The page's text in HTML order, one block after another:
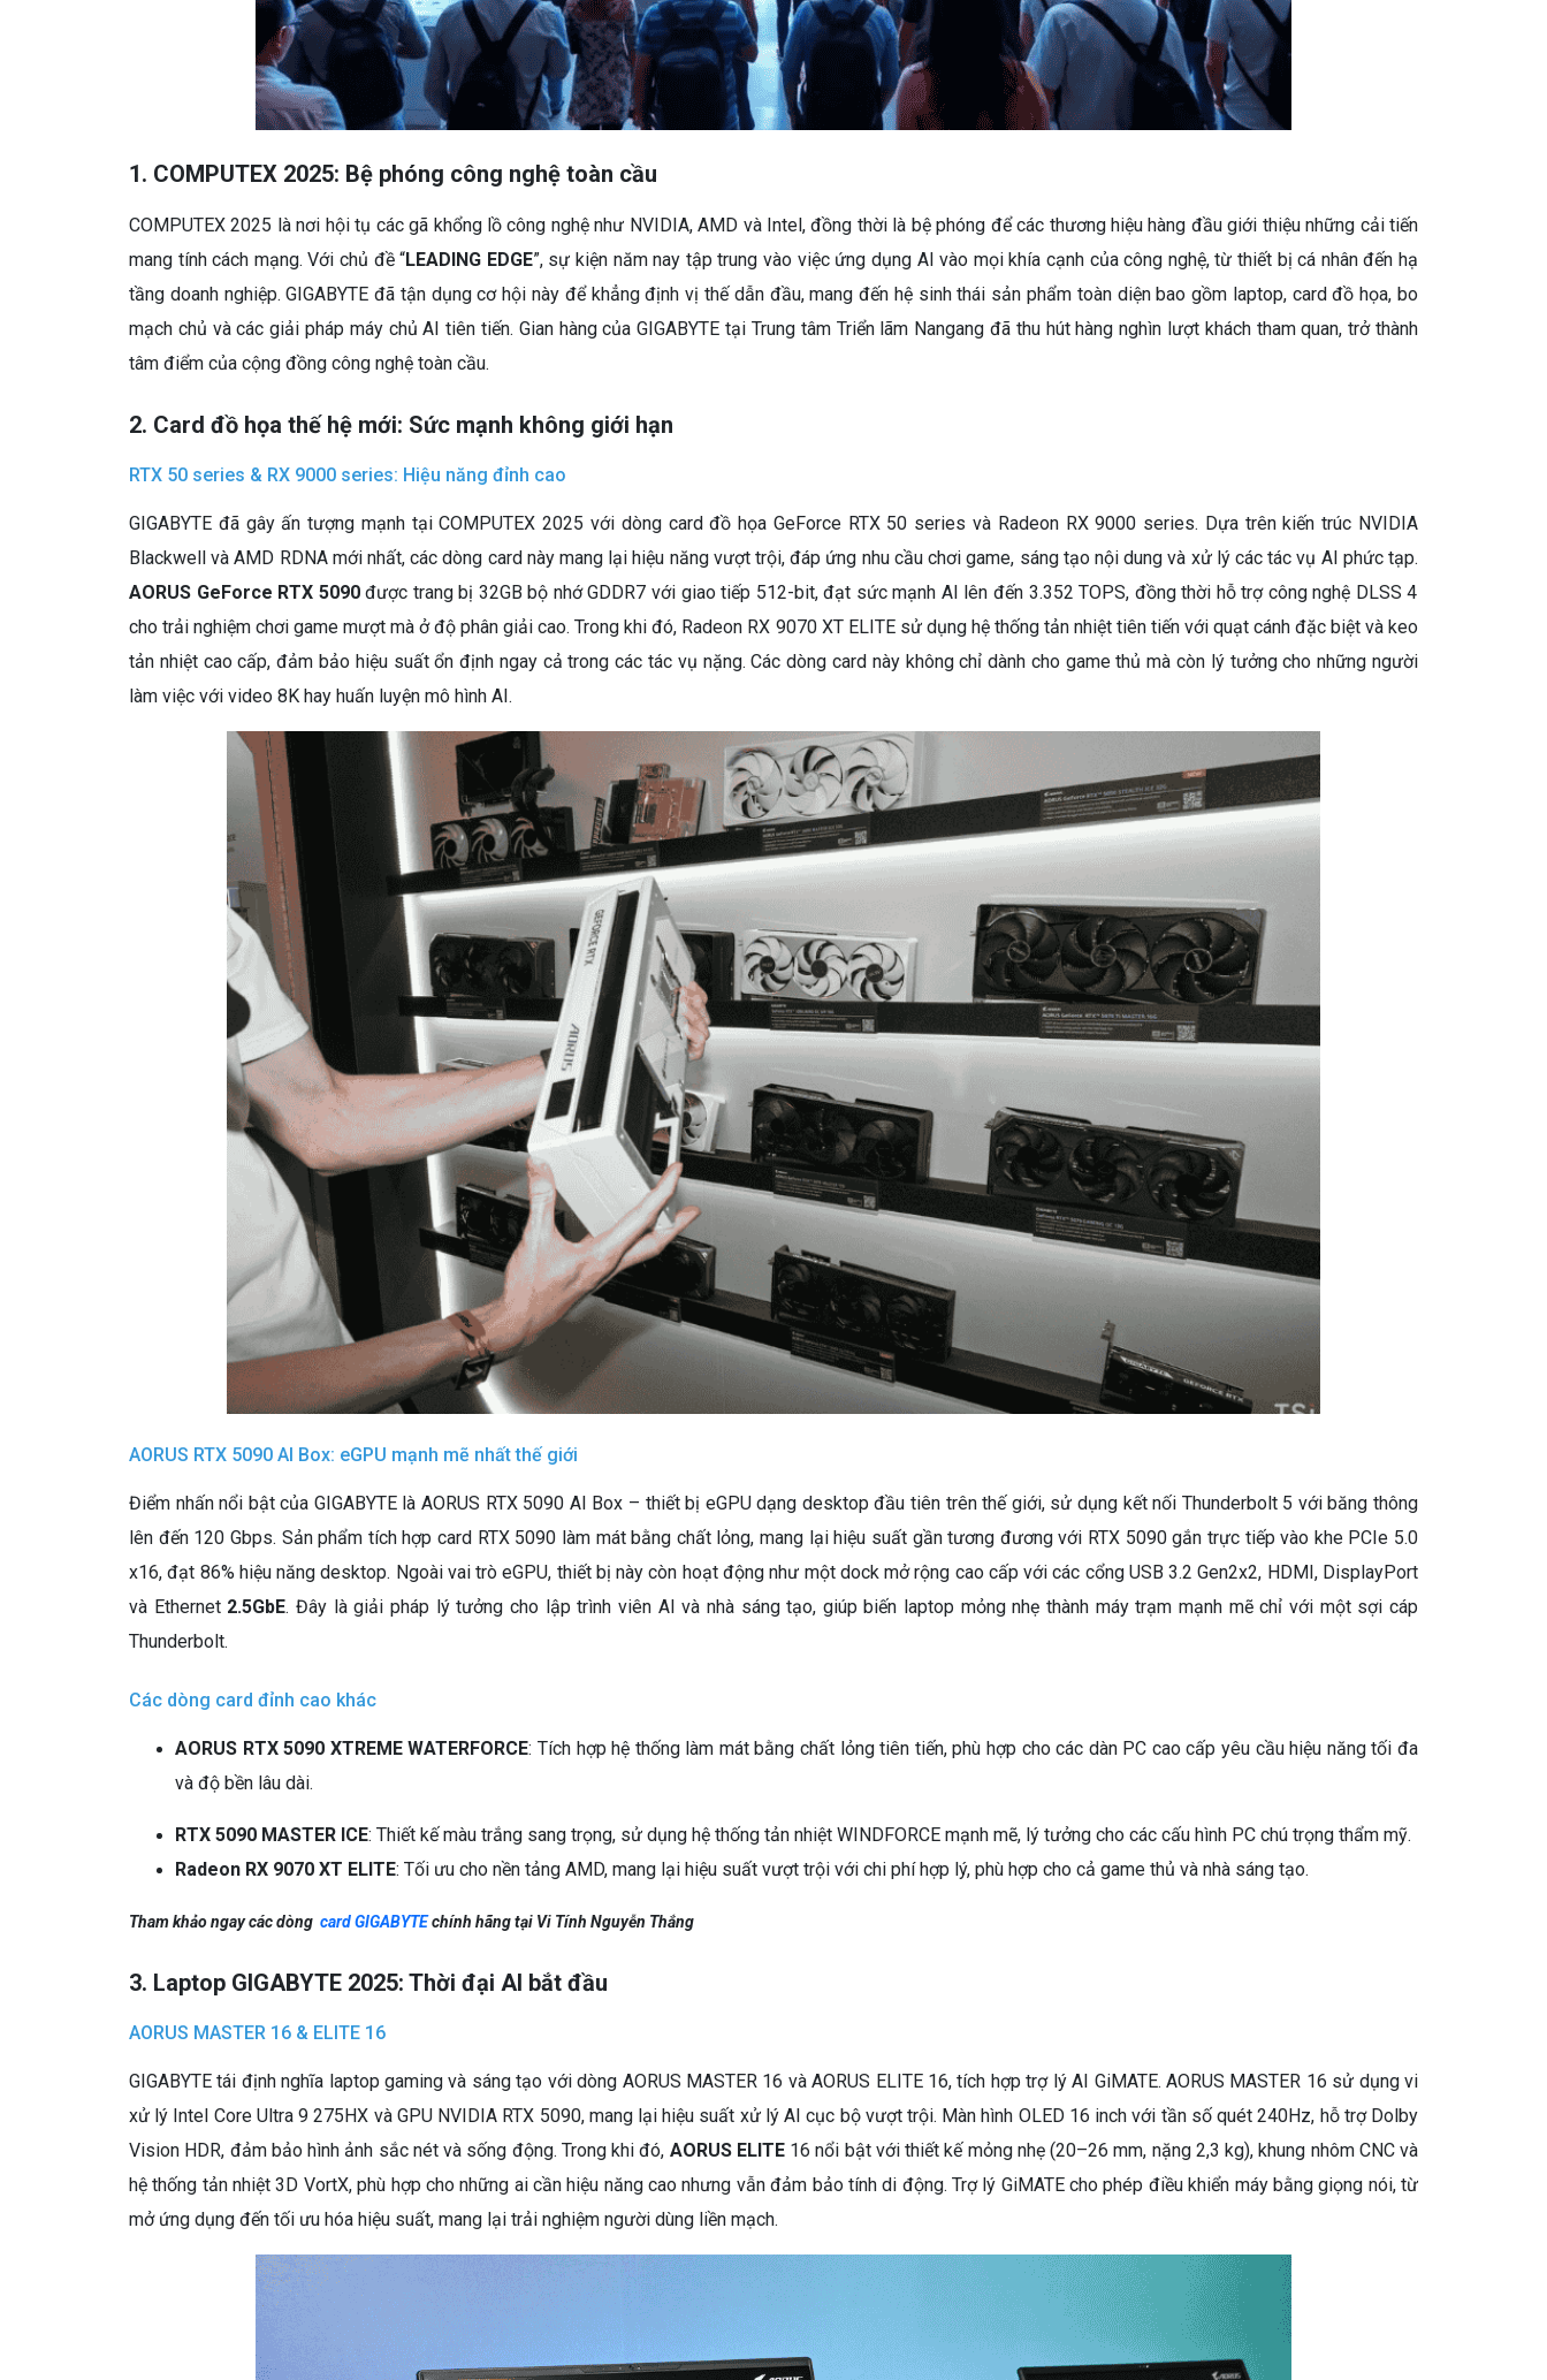
1. COMPUTEX 2025: Bệ phóng công nghệ toàn cầu
COMPUTEX 2025 là nơi hội tụ các gã khổng lồ công nghệ như NVIDIA, AMD và Intel, đồng thời là bệ phóng để các thương hiệu hàng đầu giới thiệu những cải tiến
mang tính cách mạng. Với chủ đề “LEADING EDGE”, sự kiện năm nay tập trung vào việc ứng dụng AI vào mọi khía cạnh của công nghệ, từ thiết bị cá nhân đến hạ
tầng doanh nghiệp. GIGABYTE đã tận dụng cơ hội này để khẳng định vị thế dẫn đầu, mang đến hệ sinh thái sản phẩm toàn diện bao gồm laptop, card đồ họa, bo
mạch chủ và các giải pháp máy chủ AI tiên tiến. Gian hàng của GIGABYTE tại Trung tâm Triển lãm Nangang đã thu hút hàng nghìn lượt khách tham quan, trở thành
tâm điểm của cộng đồng công nghệ toàn cầu.
2. Card đồ họa thế hệ mới: Sức mạnh không giới hạn
RTX 50 series & RX 9000 series: Hiệu năng đỉnh cao
GIGABYTE đã gây ấn tượng mạnh tại COMPUTEX 2025 với dòng card đồ họa GeForce RTX 50 series và Radeon RX 9000 series. Dựa trên kiến trúc NVIDIA
Blackwell và AMD RDNA mới nhất, các dòng card này mang lại hiệu năng vượt trội, đáp ứng nhu cầu chơi game, sáng tạo nội dung và xử lý các tác vụ AI phức tạp.
AORUS GeForce RTX 5090được trang bị 32GB bộ nhớ GDDR7 với giao tiếp 512-bit, đạt sức mạnh AI lên đến 3.352 TOPS, đồng thời hỗ trợ công nghệ DLSS 4
cho trải nghiệm chơi game mượt mà ở độ phân giải cao. Trong khi đó, Radeon RX 9070 XT ELITE sử dụng hệ thống tản nhiệt tiên tiến với quạt cánh đặc biệt và keo
tản nhiệt cao cấp, đảm bảo hiệu suất ổn định ngay cả trong các tác vụ nặng. Các dòng card này không chỉ dành cho game thủ mà còn lý tưởng cho những người
làm việc với video 8K hay huấn luyện mô hình AI.
AORUS RTX 5090 AI Box: eGPU mạnh mẽ nhất thế giới
Điểm nhấn nổi bật của GIGABYTE là AORUS RTX 5090 AI Box – thiết bị eGPU dạng desktop đầu tiên trên thế giới, sử dụng kết nối Thunderbolt 5 với băng thông
lên đến 120 Gbps. Sản phẩm tích hợp card RTX 5090 làm mát bằng chất lỏng, mang lại hiệu suất gần tương đương với RTX 5090 gắn trực tiếp vào khe PCIe 5.0
x16, đạt 86% hiệu năng desktop. Ngoài vai trò eGPU, thiết bị này còn hoạt động như một dock mở rộng cao cấp với các cổng USB 3.2 Gen2x2, HDMI, DisplayPort
và Ethernet 2.5GbE. Đây là giải pháp lý tưởng cho lập trình viên AI và nhà sáng tạo, giúp biến laptop mỏng nhẹ thành máy trạm mạnh mẽ chỉ với một sợi cáp
Thunderbolt.
Các dòng card đỉnh cao khác
AORUS RTX 5090 XTREME WATERFORCE: Tích hợp hệ thống làm mát bằng chất lỏng tiên tiến, phù hợp cho các dàn PC cao cấp yêu cầu hiệu năng tối đa
và độ bền lâu dài.
RTX 5090 MASTER ICE: Thiết kế màu trắng sang trọng, sử dụng hệ thống tản nhiệt WINDFORCE mạnh mẽ, lý tưởng cho các cấu hình PC chú trọng thẩm mỹ.
Radeon RX 9070 XT ELITE: Tối ưu cho nền tảng AMD, mang lại hiệu suất vượt trội với chi phí hợp lý, phù hợp cho cả game thủ và nhà sáng tạo.
Tham khảo ngay các dòng card GIGABYTEchính hãng tại Vi Tính Nguyễn Thắng
3. Laptop GIGABYTE 2025: Thời đại AI bắt đầu
AORUS MASTER 16 & ELITE 16
GIGABYTE tái định nghĩa laptop gaming và sáng tạo với dòng AORUS MASTER 16 và AORUS ELITE 16, tích hợp trợ lý AI GiMATE. AORUS MASTER 16 sử dụng vi
xử lý Intel Core Ultra 9 275HX và GPU NVIDIA RTX 5090, mang lại hiệu suất xử lý AI cục bộ vượt trội. Màn hình OLED 16 inch với tần số quét 240Hz, hỗ trợ Dolby
Vision HDR, đảm bảo hình ảnh sắc nét và sống động. Trong khi đó, AORUS ELITE16 nổi bật với thiết kế mỏng nhẹ (20–26 mm, nặng 2,3 kg), khung nhôm CNC và
hệ thống tản nhiệt 3D VortX, phù hợp cho những ai cần hiệu năng cao nhưng vẫn đảm bảo tính di động. Trợ lý GiMATE cho phép điều khiển máy bằng giọng nói, từ
mở ứng dụng đến tối ưu hóa hiệu suất, mang lại trải nghiệm người dùng liền mạch.